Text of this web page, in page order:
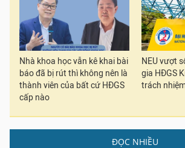
Nhà khoa học vẫn kê khai bài
báo đã bị rút thì không nên là
thành viên của bất cứ HĐGS
cấp nào
NEU vượt
gia HĐGS
trách
ĐỌC NHIỀU